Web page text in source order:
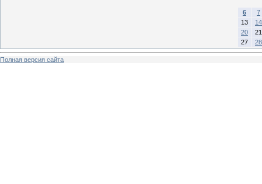
6
7
13
14
20
21
27
28
Полная версия сайта